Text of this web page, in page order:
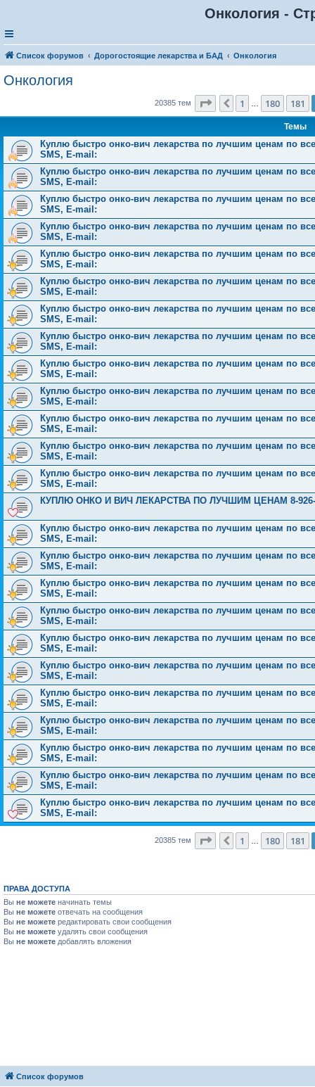
Онкология -
Список форумов Дорогостоящие лекарства и БАД Онкология
Онкология
20385 тем Страница 182из 816
Пред.
1 180 181
Темы
Куплю быстро онко-вич лекарства по лучшим ценам по
SMS, E-mail:
Куплю быстро онко-вич лекарства по лучшим ценам по
SMS, E-mail:
Куплю быстро онко-вич лекарства по лучшим ценам по
SMS, E-mail:
Куплю быстро онко-вич лекарства по лучшим ценам по
SMS, E-mail:
Куплю быстро онко-вич лекарства по лучшим ценам по
SMS, E-mail:
Куплю быстро онко-вич лекарства по лучшим ценам по
SMS, E-mail:
Куплю быстро онко-вич лекарства по лучшим ценам по
SMS, E-mail:
Куплю быстро онко-вич лекарства по лучшим ценам по
SMS, E-mail:
Куплю быстро онко-вич лекарства по лучшим ценам по
SMS, E-mail:
Куплю быстро онко-вич лекарства по лучшим ценам по
SMS, E-mail:
Куплю быстро онко-вич лекарства по лучшим ценам по
SMS, E-mail:
Куплю быстро онко-вич лекарства по лучшим ценам по
SMS, E-mail:
Куплю быстро онко-вич лекарства по лучшим ценам по
SMS, E-mail:
КУПЛЮ ОНКО И ВИЧ ЛЕКАРСТВА ПО ЛУЧШИМ ЦЕНАМ 8-926-
Куплю быстро онко-вич лекарства по лучшим ценам по
SMS, E-mail:
Куплю быстро онко-вич лекарства по лучшим ценам по
SMS, E-mail:
Куплю быстро онко-вич лекарства по лучшим ценам по
SMS, E-mail:
Куплю быстро онко-вич лекарства по лучшим ценам по
SMS, E-mail:
Куплю быстро онко-вич лекарства по лучшим ценам по
SMS, E-mail:
Куплю быстро онко-вич лекарства по лучшим ценам по
SMS, E-mail:
Куплю быстро онко-вич лекарства по лучшим ценам по
SMS, E-mail:
Куплю быстро онко-вич лекарства по лучшим ценам по
SMS, E-mail:
Куплю быстро онко-вич лекарства по лучшим ценам по
SMS, E-mail:
Куплю быстро онко-вич лекарства по лучшим ценам по
SMS, E-mail:
Куплю быстро онко-вич лекарства по лучшим ценам по
SMS, E-mail:
20385 тем Страница 182из 816
Пред.
1 180 181
ПРАВА ДОСТУПА
Вы не можете начинать темы
Вы не можете отвечать на сообщения
Вы не можете редактировать свои сообщения
Вы не можете удалять свои сообщения
Вы не можете добавлять вложения
Список форумов